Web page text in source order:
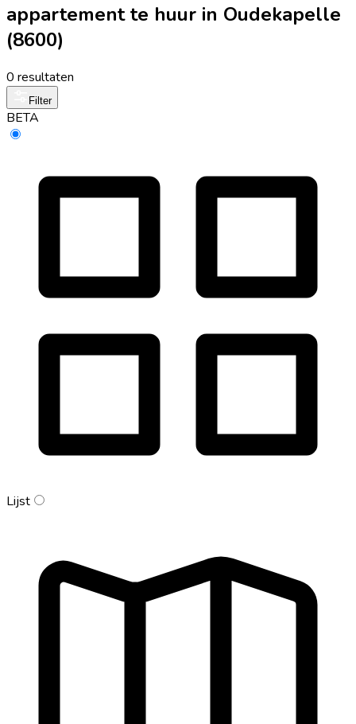
appartement te huur in Oudekapelle
(8600)
0 resultaten
Filter
BETA
Lijst